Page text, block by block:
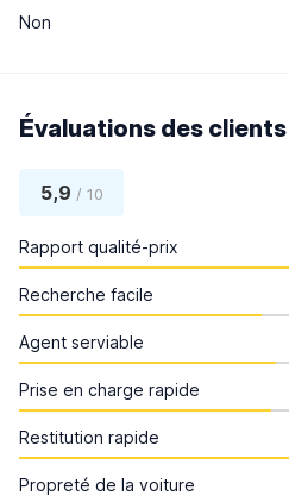
Non
Évaluations des
5,9 / 10
Rapport qualité-prix
Recherche facile
Agent serviable
Prise en charge rapide
Restitution rapide
Propreté de la voiture